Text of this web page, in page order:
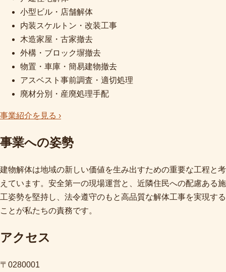
小型ビル・店舗解体
内装スケルトン・改装工事
木造家屋・古家撤去
外構・ブロック塀撤去
物置・車庫・簡易建物撤去
アスベスト事前調査・適切処理
廃材分別・産廃処理手配
事業紹介を見る ›
事業への姿勢
建物解体は地域の新しい価値を生み出すための重要な工程と考
えています。安全第一の現場運営と、近隣住民への配慮ある施
工姿勢を堅持し、法令遵守のもと高品質な解体工事を実現する
ことが私たちの責務です。
アクセス
〒0280001